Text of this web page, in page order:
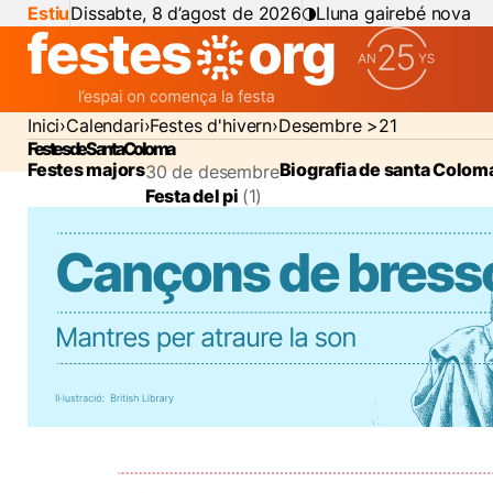
EstiuDissabte, 8 d’agost de 2026 Lluna gairebé nova
Inici Calendari Festes d'hivern Desembre >21
Festes de Santa Coloma
Festes majors30 de desembre
Festa del pi (1)
Biografia de santa